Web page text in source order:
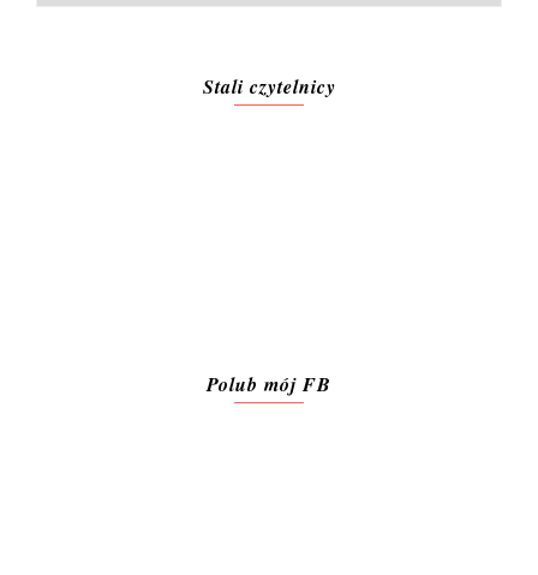
Stali czytelnicy
Polub mój FB